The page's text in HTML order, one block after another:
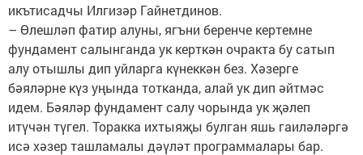
икътисадчы Илгизәр Гайнетдинов.
– Өлешләп фатир алуны, ягъни беренче кертемне
фундамент салынганда ук керткән очракта бу сатып
алу отышлы дип уйларга күнеккән без. Хәзерге
бәяләрне күз уңында тотканда, алай ук дип әйтмәс
идем. Бәяләр фундамент салу чорында ук җәлеп
итүчән түгел. Торакка ихтыяҗы булган яшь гаиләләргә
исә хәзер ташламалы дәүләт программалары бар.